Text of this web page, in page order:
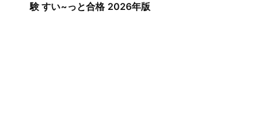
験 すい~っと合格 2026年版